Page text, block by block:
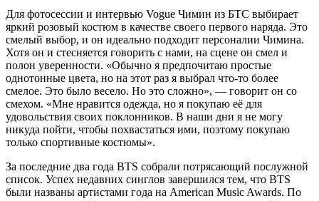
Для фотосессии и интервью Vogue Чимин из БТС выбирает
яркий розовый костюм в качестве своего первого наряда. Это
смелый выбор, и он идеально подходит персоналии Чимина.
Хотя он и стесняется говорить с нами, на сцене он смел и
полон уверенности. «Обычно я предпочитаю простые
однотонные цвета, но на этот раз я выбрал что-то более
смелое. Это было весело. Но это сложно», — говорит он со
смехом. «Мне нравится одежда, но я покупаю её для
удовольствия своих поклонников. В наши дни я не могу
никуда пойти, чтобы похвастаться ими, поэтому покупаю
только спортивные костюмы».
За последние два года BTS собрали потрясающий послужной
список. Успех недавних синглов завершился тем, что BTS
были названы артистами года на American Music Awards. По